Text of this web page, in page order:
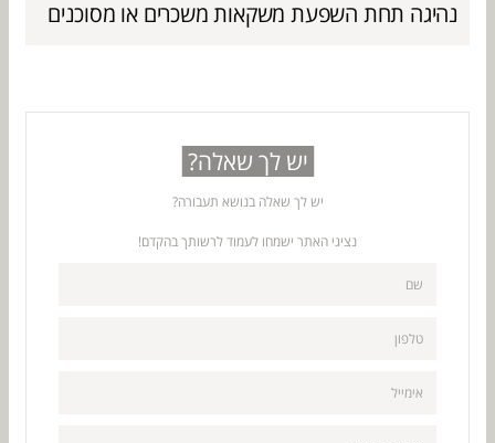
נהיגה תחת השפעת משקאות משכרים או מסוכנים
יש לך שאלה?
יש לך שאלה בנושא תעבורה?
נציגי האתר ישמחו לעמוד לרשותך בהקדם!